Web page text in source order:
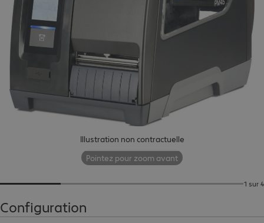
Illustration non contractuelle
Pointez pour zoom avant
1 sur 4
Configuration